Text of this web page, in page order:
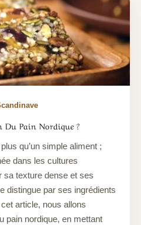
Du Pain Nordique ?
qu’un simple aliment ;
dans les cultures
sa texture dense et ses
distingue par ses ingrédients
article, nous allons
pain nordique, en mettant